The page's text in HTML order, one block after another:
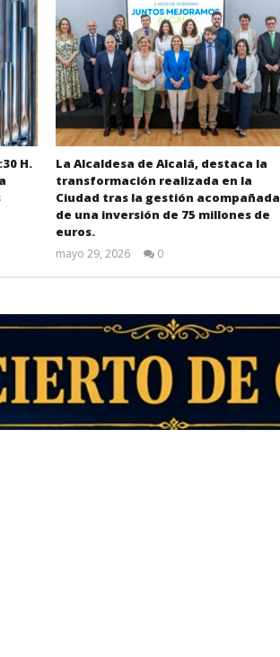
H.
La Alcaldesa de Alcalá, destaca la
transformación realizada en la
Ciudad tras la gestión acompañada
de una inversión de 75 millones de
euros.
mayo 29, 2026
0